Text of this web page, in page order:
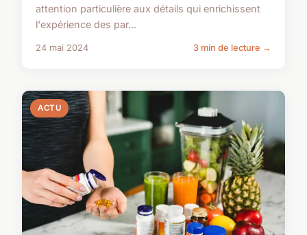
attention particulière aux détails qui enrichissent
l'expérience des par...
24 mai 2024 3 min de lecture →
ACTU